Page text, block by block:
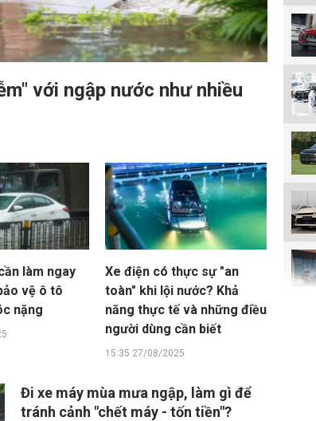
với ngập nước như nhiều
làm ngay
vệ ô tô
nặng
Xe điện có thực sự "an
toàn" khi lội nước? Khả
năng thực tế và những điều
người dùng cần biết
15:35 27/08/2025
Đi xe máy mùa mưa ngập, làm gì để
tránh cảnh "chết máy - tốn tiền"?